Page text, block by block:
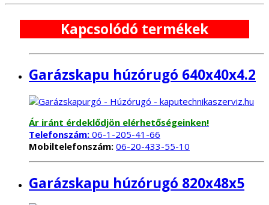
Kapcsolódó termékek
Garázskapu húzórugó 640x40x4.2
Ár iránt érdeklődjön elérhetőségeinken!
Telefonszám: 06-1-205-41-66
Mobiltelefonszám: 06-20-433-55-10
Garázskapu húzórugó 820x48x5